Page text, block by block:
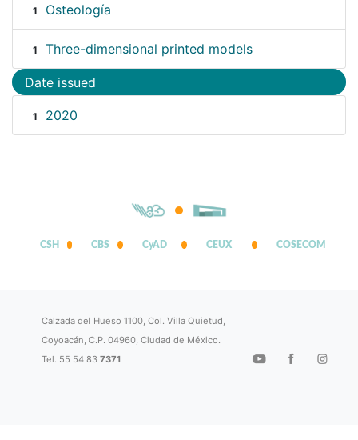
1 Osteología
1 Three-dimensional printed models
Date issued
1 2020
CSH CBS CyAD CEUX COSECOM
Calzada del Hueso 1100, Col. Villa Quietud,
Coyoacán, C.P. 04960, Ciudad de México.
Tel. 55 54 837371